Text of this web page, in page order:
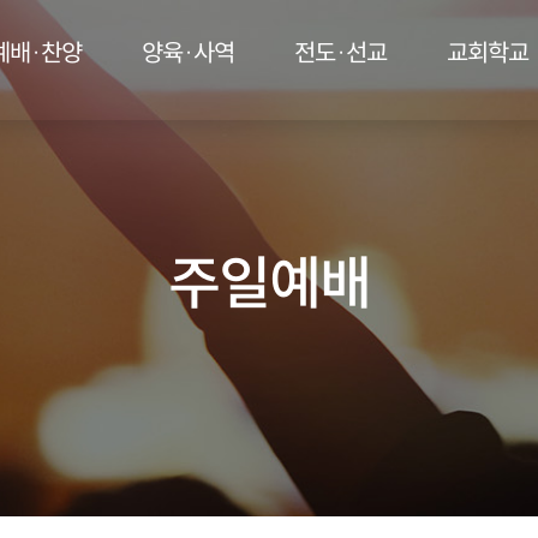
배·찬양 양육·사역 전도·선교 교회학교
주일예배